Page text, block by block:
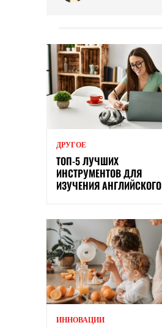
ДРУГОЕ
ТОП-5 ЛУЧШИХ
ИНСТРУМЕНТОВ ДЛЯ
ИЗУЧЕНИЯ АНГЛИЙСКОГО
ИННОВАЦИИ